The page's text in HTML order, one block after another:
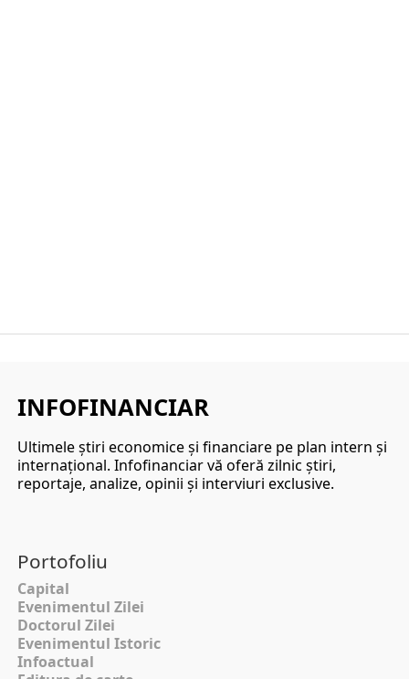
INFOFINANCIAR
Ultimele ştiri economice şi financiare pe plan intern şi
internaţional. Infofinanciar vă oferă zilnic ştiri,
reportaje, analize, opinii şi interviuri exclusive.
Portofoliu
Capital
Evenimentul Zilei
Doctorul Zilei
Evenimentul Istoric
Infoactual